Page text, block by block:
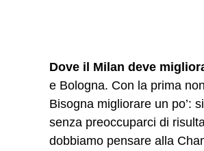
Dove il Milan deve
e Bologna. Con la prima
Bisogna migliorare un po’:
senza preoccuparci di
dobbiamo pensare alla